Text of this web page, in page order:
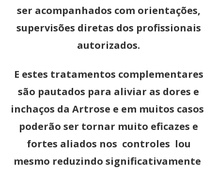
ser acompanhados com orientações,
supervisões diretas dos profissionais
autorizados.
E estes tratamentos complementares
são pautados para aliviar as dores e
inchaços da Artrose e em muitos casos
poderão ser tornar muito eficazes e
fortes aliados nos controles lou
mesmo reduzindo significativamente